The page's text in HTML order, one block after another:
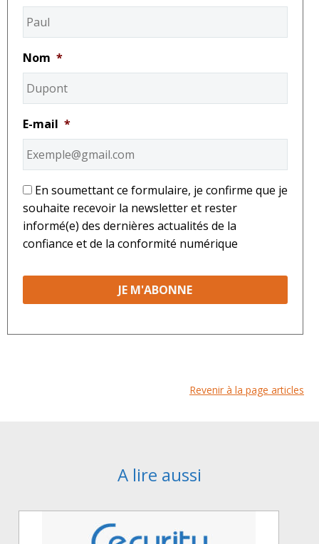
Nom *
E-mail *
* En soumettant ce formulaire, je confirme que je
souhaite recevoir la newsletter et rester
informé(e) des dernières actualités de la
confiance et de la conformité numérique
Revenir à la page articles
A lire aussi